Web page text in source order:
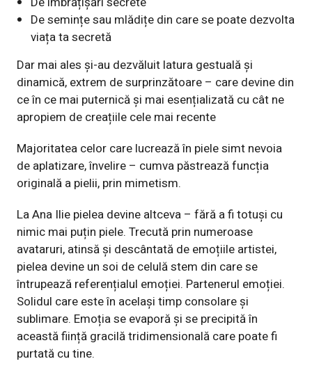
De semințe sau mlădițe din care se poate dezvolta
viața ta secretă
Dar mai ales și-au dezvăluit latura gestuală și
dinamică, extrem de surprinzătoare – care devine din
ce în ce mai puternică și mai esențializată cu cât ne
apropiem de creațiile cele mai recente
Majoritatea celor care lucrează în piele simt nevoia
de aplatizare, învelire – cumva păstrează funcția
originală a pielii, prin mimetism.
La Ana Ilie pielea devine altceva – fără a fi totuși cu
nimic mai puțin piele. Trecută prin numeroase
avataruri, atinsă și descântată de emoțiile artistei,
pielea devine un soi de celulă stem din care se
întrupează referențialul emoției. Partenerul emoției.
Solidul care este în același timp consolare și
sublimare. Emoția se evaporă și se precipită în
această ființă gracilă tridimensională care poate fi
purtată cu tine.